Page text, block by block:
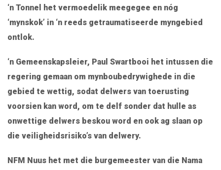
‘n Tonnel het vermoedelik meegegee en nóg
‘mynskok’ in ‘n reeds getraumatiseerde myngebied
ontlok.
‘n Gemeenskapsleier, Paul Swartbooi het intussen die
regering gemaan om mynboubedrywighede in die
gebied te wettig, sodat delwers van toerusting
voorsien kan word, om te delf sonder dat hulle as
onwettige delwers beskou word en ook ag slaan op
die veiligheidsrisiko’s van delwery.
NFM Nuus het met die burgemeester van die Nama